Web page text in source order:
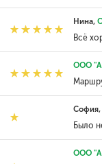
Нина,
Всё
ООО
София,
Было
ООО